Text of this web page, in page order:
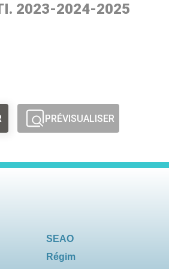
2023-2024-2025
PRÉVISUALISER
SEAO
Régim